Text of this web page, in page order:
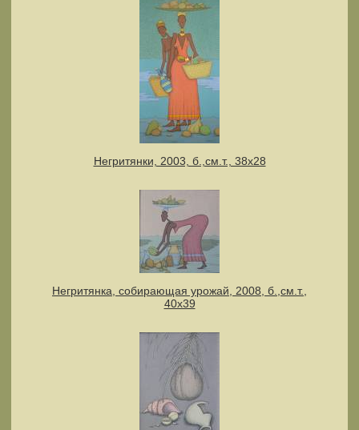
Негритянки, 2003, б.,см.т., 38х28
Негритянка, собирающая урожай, 2008, б.,см.т.,
40х39